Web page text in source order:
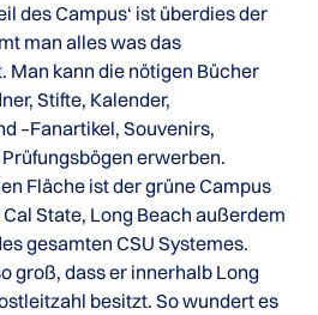
des Campus‘ ist überdies der
man alles was das
Man kann die nötigen Bücher
Stifte, Kalender,
–Fanartikel, Souvenirs,
erwerben.
Fläche ist der grüne Campus
State, Long Beach außerdem
gesamten CSU Systemes.
groß, dass er innerhalb Long
besitzt. So wundert es